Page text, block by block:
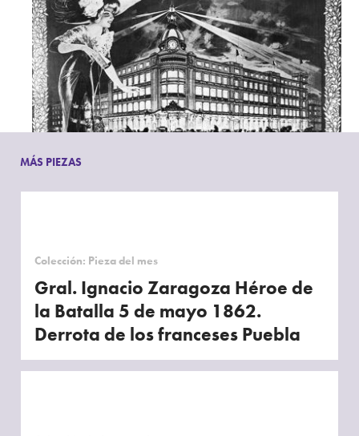
MÁS PIEZAS
Colección: Pieza del mes
Gral. Ignacio Zaragoza Héroe de
la Batalla 5 de mayo 1862.
Derrota de los franceses Puebla